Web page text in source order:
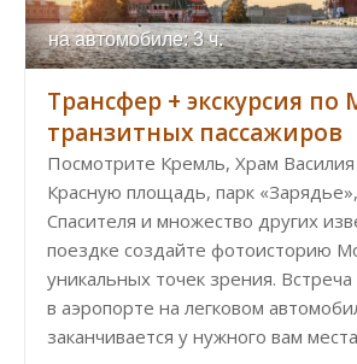
на автомобиле: 3 ч.
Трансфер + экскурсия по
транзитных пассажиров
Посмотрите Кремль, Храм
Красную площадь, парк
Спасителя и множество других
поездке создайте фотоисторию
уникальных точек зрения. Встреча
в аэропорте на легковом
заканчивается у нужного вам